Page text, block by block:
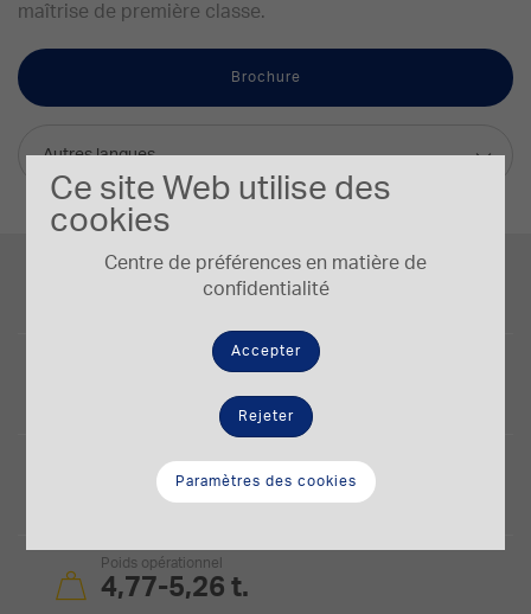
Ce site Web utilise des
cookies
Centre de préférences en matière de
confidentialité
Accepter
Rejeter
Paramètres des cookies
maîtrise de première classe.
Brochure
Autres langues
Puissance du moteur
30,3/40,6 kW/HP
Capacité du godet
Profondeur max. d’excavation
4,16 m
Poids opérationnel
4,77-5,26 t.